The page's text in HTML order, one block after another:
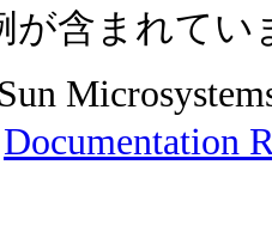
が含まれてい
Documentation